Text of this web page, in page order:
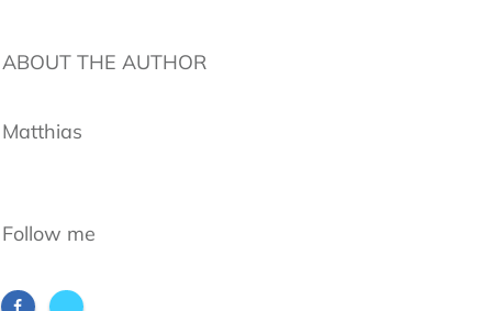
ABOUT THE AUTHOR
Matthias
Follow me